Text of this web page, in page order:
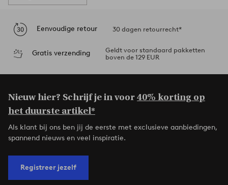
Eenvoudige retour 30 dagen retourrecht*
Gratis verzending
Geldt voor standaard pakketten
boven de 129 EUR
Nieuw hier? Schrijf je in voor40% korting op
het duurste artikel*
Als klant bij ons ben jij de eerste met exclusieve aanbiedingen,
spannend nieuws en veel inspiratie.
Registreer jezelf